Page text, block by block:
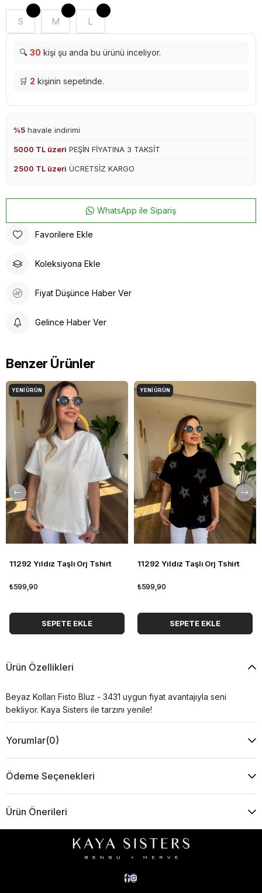
S M L
🔍 30 kişi şu anda bu ürünü inceliyor.
🛒 2 kişinin sepetinde.
%5 havale indirimi
5000 TL üzeri PEŞİN FİYATINA 3 TAKSİT
2500 TL üzeri ÜCRETSİZ KARGO
WhatsApp ile Sipariş
Favorilere Ekle
Koleksiyona Ekle
Fiyat Düşünce Haber Ver
Gelince Haber Ver
Benzer Ürünler
11292 Yıldız Taşlı Orj Tshirt
₺599,90
SEPETE EKLE
YENI ÜRÜN
11292 Yıldız Taşlı Orj Tshirt
₺599,90
SEPETE EKLE
YENI ÜRÜN
Ürün Özellikleri
Beyaz Kolları Fisto Bluz - 3431 uygun fiyat avantajıyla seni
bekliyor. Kaya Sisters ile tarzını yenile!
Yorumlar(0)
Ödeme Seçenekleri
Ürün Önerileri